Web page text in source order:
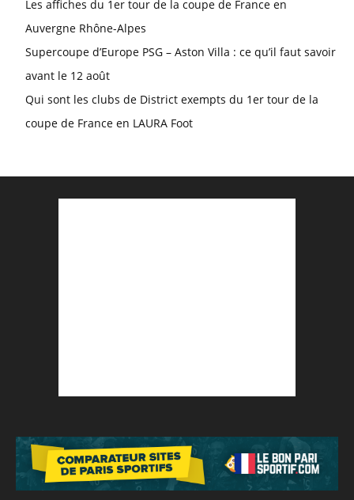
Les affiches du 1er tour de la coupe de France en
Auvergne Rhône-Alpes
Supercoupe d’Europe PSG – Aston Villa : ce qu’il faut savoir
avant le 12 août
Qui sont les clubs de District exempts du 1er tour de la
coupe de France en LAURA Foot